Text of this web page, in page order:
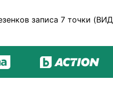
записа 7 точки